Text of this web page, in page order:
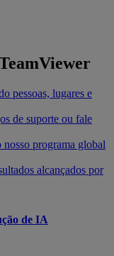
pessoas, lugares e
de suporte ou fale
nosso programa global
alcançados por
de IA